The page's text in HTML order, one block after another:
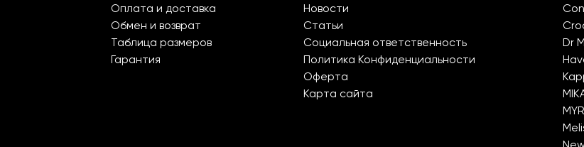
Оплата и доставка
Обмен и возврат
Таблица размеров
Гарантия
Новости
Статьи
Социальная ответственность
Политика Конфиденциальности
Оферта
Карта сайта
Dr